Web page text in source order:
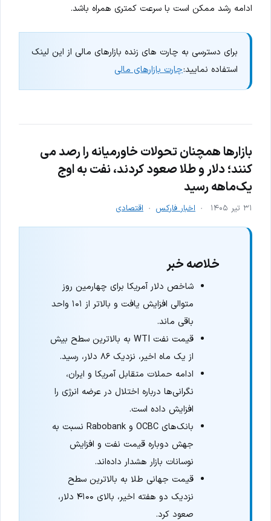
ادامه رشد ممکن است با سرعت کمتری همراه باشد.
برای دسترسی به چارت های زنده بازارهای مالی از این لینک
استفاده نمایید:چارت بازارهای مالی
بازارها همچنان تحولات خاورمیانه را رصد می
کنند؛ دلار و طلا صعود کردند، نفت به اوج
یک‌ماهه رسید
۳۱ تیر ۱۴۰۵ اخبار فارکس اقتصادی
خلاصه خبر
شاخص دلار آمریکا برای چهارمین روز
متوالی افزایش یافت و بالاتر از ۱۰۱ واحد
باقی ماند.
قیمت نفت WTI به بالاترین سطح بیش
از یک ماه اخیر، نزدیک ۸۶ دلار، رسید.
ادامه حملات متقابل آمریکا و ایران،
نگرانی‌ها درباره اختلال در عرضه انرژی را
افزایش داده است.
بانک‌های OCBC و Rabobank نسبت به
جهش دوباره قیمت نفت و افزایش
نوسانات بازار هشدار داده‌اند.
قیمت جهانی طلا به بالاترین سطح
نزدیک دو هفته اخیر، بالای ۴۱۰۰ دلار،
صعود کرد.